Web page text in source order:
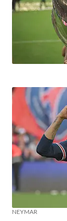
NEYMAR